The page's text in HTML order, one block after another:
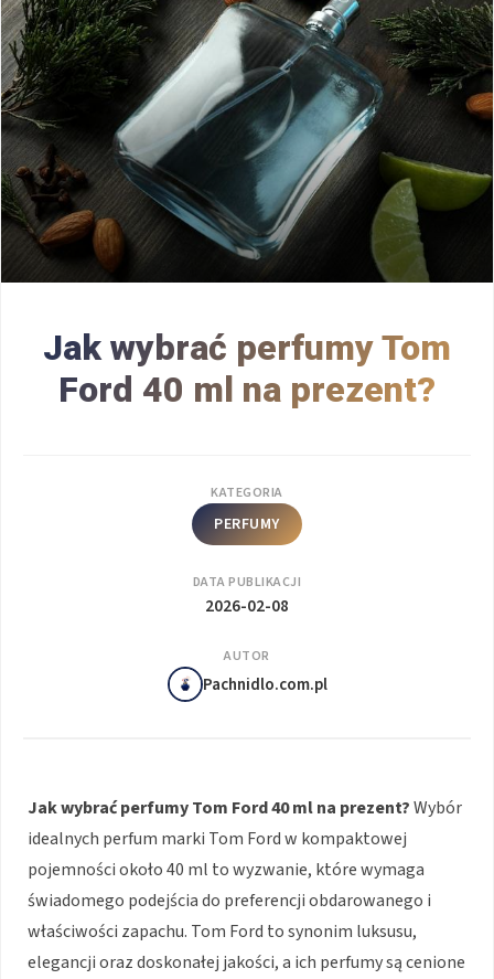
Jak wybrać perfumy Tom
Ford 40 ml na prezent?
KATEGORIA
PERFUMY
DATA PUBLIKACJI
2026-02-08
AUTOR
Pachnidlo.com.pl
Jak wybrać perfumy Tom Ford 40 ml na prezent?Wybór
idealnych perfum marki Tom Ford w kompaktowej
pojemności około 40 ml to wyzwanie, które wymaga
świadomego podejścia do preferencji obdarowanego i
właściwości zapachu. Tom Ford to synonim luksusu,
elegancji oraz doskonałej jakości, a ich perfumy są cenione